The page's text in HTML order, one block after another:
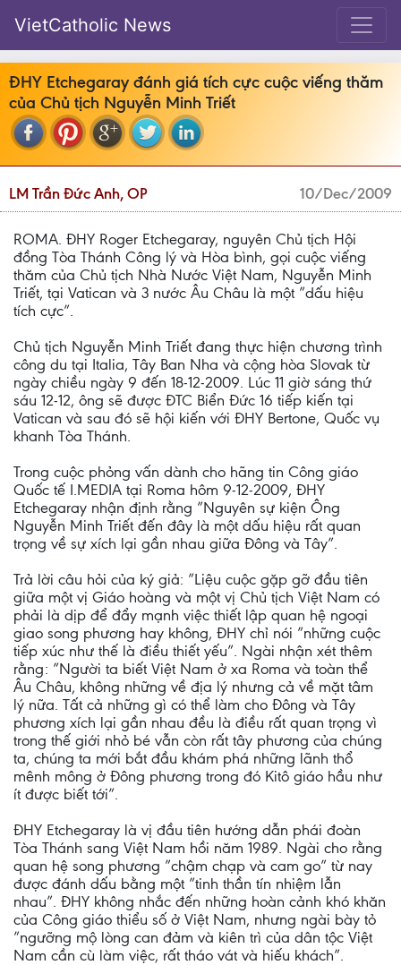
VietCatholic News
ĐHY Etchegaray đánh giá tích cực cuộc viếng thăm
của Chủ tịch Nguyễn Minh Triết
LM Trần Đức Anh, OP 10/Dec/2009
ROMA. ĐHY Roger Etchegaray, nguyên Chủ tịch Hội
đồng Tòa Thánh Công lý và Hòa bình, gọi cuộc viếng
thăm của Chủ tịch Nhà Nước Việt Nam, Nguyễn Minh
Triết, tại Vatican và 3 nước Âu Châu là một ”dấu hiệu
tích cực”.
Chủ tịch Nguyễn Minh Triết đang thực hiện chương trình
công du tại Italia, Tây Ban Nha và cộng hòa Slovak từ
ngày chiều ngày 9 đến 18-12-2009. Lúc 11 giờ sáng thứ
sáu 12-12, ông sẽ được ĐTC Biển Đức 16 tiếp kiến tại
Vatican và sau đó sẽ hội kiến với ĐHY Bertone, Quốc vụ
khanh Tòa Thánh.
Trong cuộc phỏng vấn dành cho hãng tin Công giáo
Quốc tế I.MEDIA tại Roma hôm 9-12-2009, ĐHY
Etchegaray nhận định rằng ”Nguyên sự kiện Ông
Nguyễn Minh Triết đến đây là một dấu hiệu rất quan
trọng về sự xích lại gần nhau giữa Đông và Tây”.
Trả lời câu hỏi của ký giả: ”Liệu cuộc gặp gỡ đầu tiên
giữa một vị Giáo hoàng và một vị Chủ tịch Việt Nam có
phải là dịp để đẩy mạnh việc thiết lập quan hệ ngoại
giao song phương hay không, ĐHY chỉ nói ”những cuộc
tiếp xúc như thế là điều thiết yếu”. Ngài nhận xét thêm
rằng: ”Người ta biết Việt Nam ở xa Roma và toàn thể
Âu Châu, không những về địa lý nhưng cả về mặt tâm
lý nữa. Tất cả những gì có thể làm cho Đông và Tây
phương xích lại gần nhau đều là điều rất quan trọng vì
trong thế giới nhỏ bé vẫn còn rất tây phương của chúng
ta, chúng ta mới bắt đầu khám phá những lãnh thổ
mênh mông ở Đông phương trong đó Kitô giáo hầu như
ít được biết tới”.
ĐHY Etchegaray là vị đầu tiên hướng dẫn phái đoàn
Tòa Thánh sang Việt Nam hồi năm 1989. Ngài cho rằng
quan hệ song phương ”chậm chạp và cam go” từ nay
được đánh dấu bằng một ”tinh thần tín nhiệm lẫn
nhau”. ĐHY không nhắc đến những hoàn cảnh khó khăn
của Công giáo thiểu số ở Việt Nam, nhưng ngài bày tỏ
”ngưỡng mộ lòng can đảm và kiên trì của dân tộc Việt
Nam cần cù làm việc, rất tháo vát và hiếu khách”.